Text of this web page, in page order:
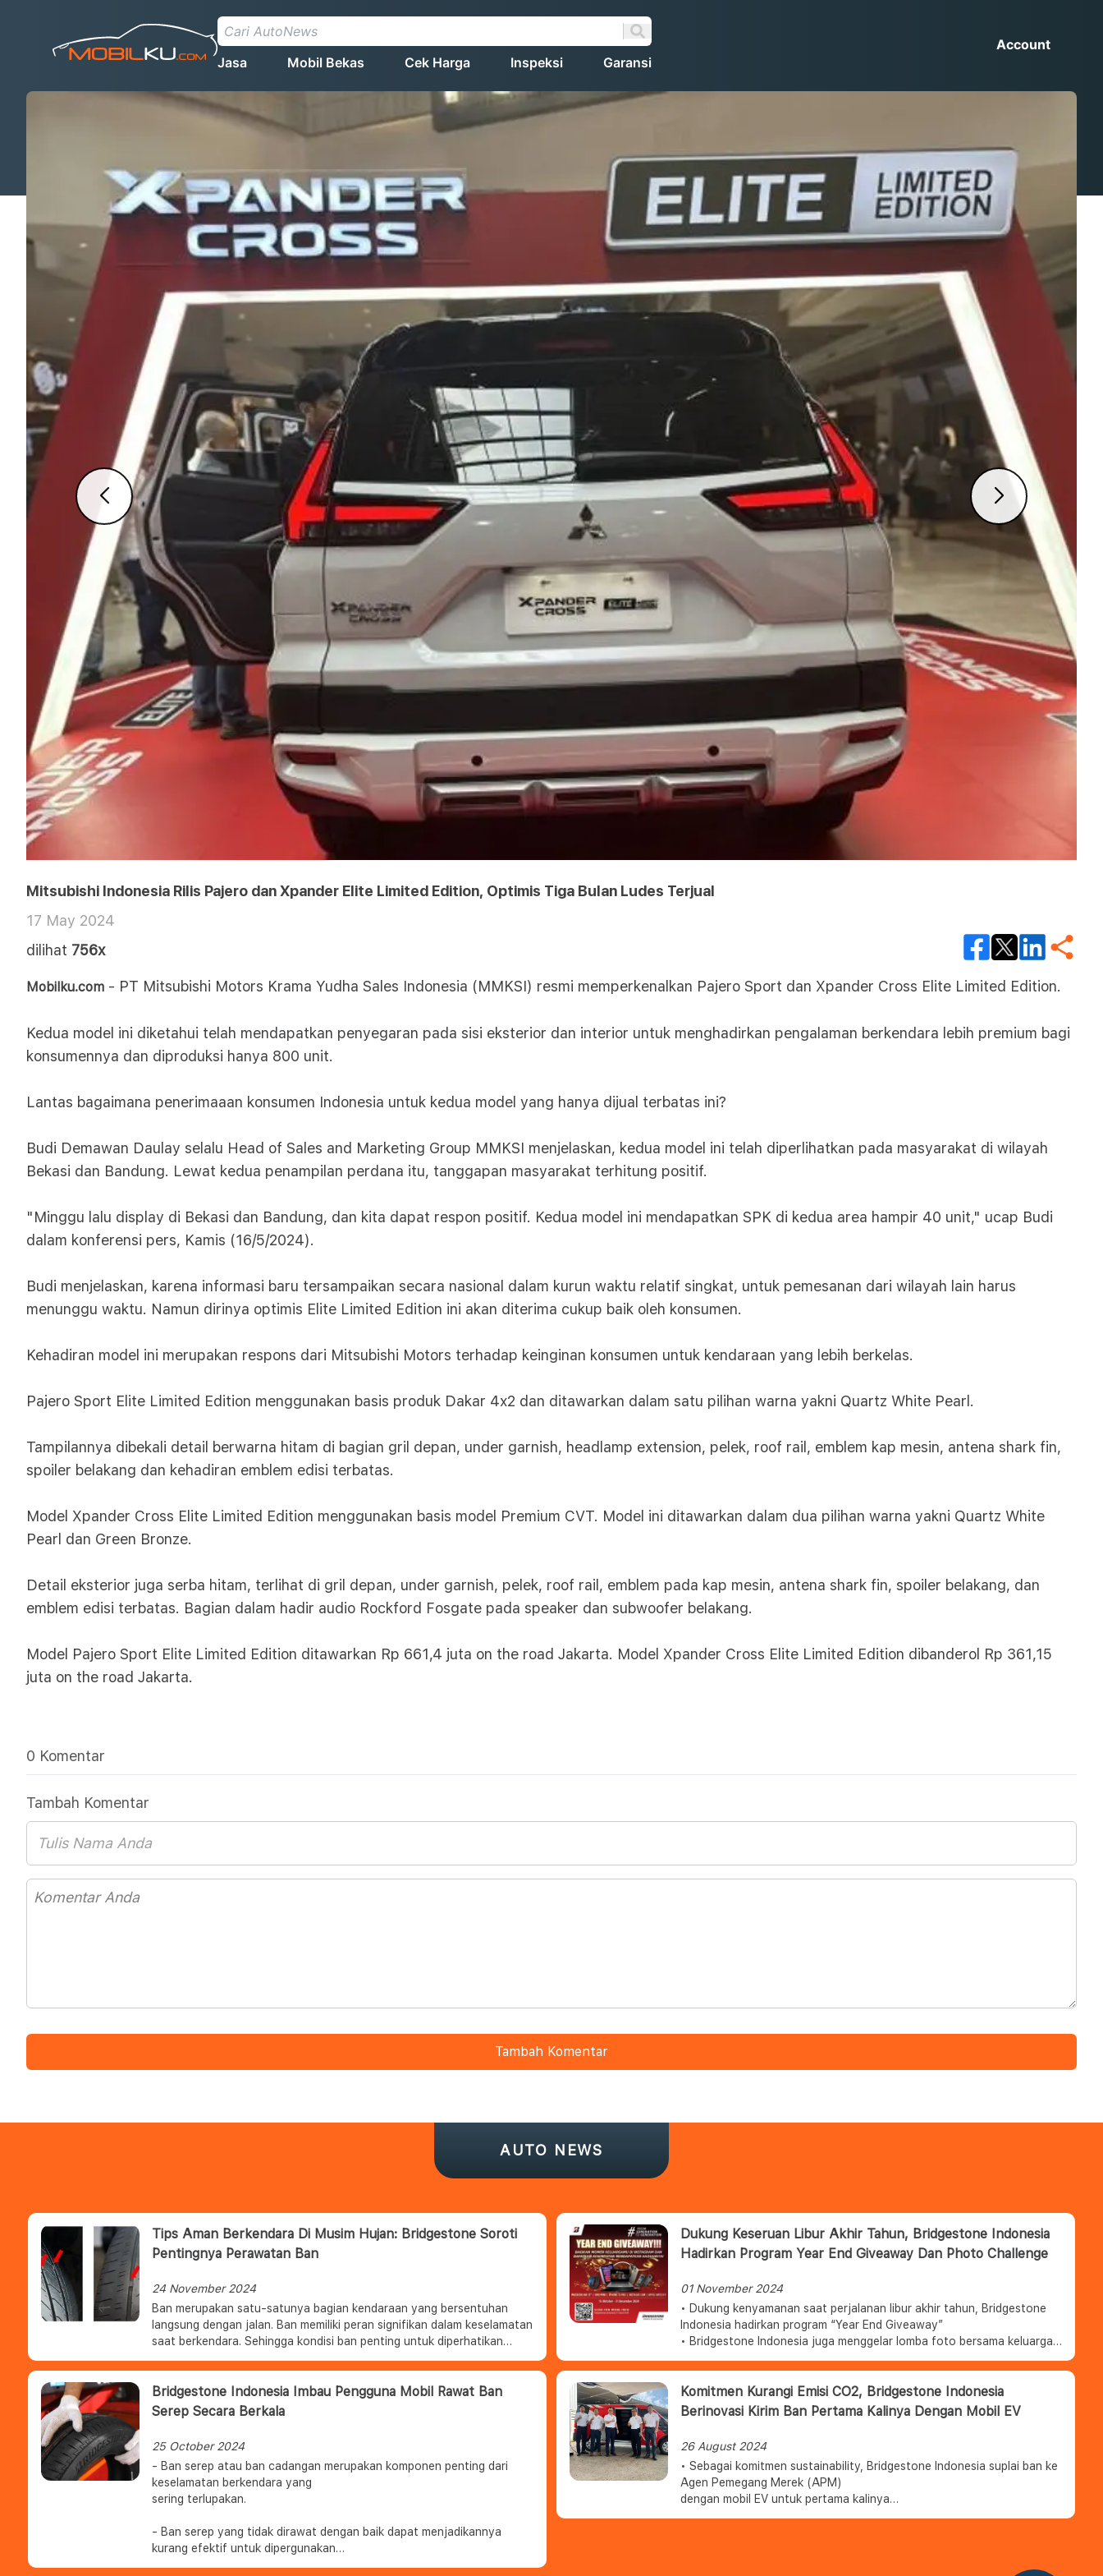
Jasa Mobil Bekas Cek Harga Inspeksi Garansi
Account
Mitsubishi Indonesia Rilis Pajero dan Xpander Elite Limited Edition, Optimis Tiga Bulan Ludes Terjual
17 May 2024
dilihat 756x
Mobilku.com - PT Mitsubishi Motors Krama Yudha Sales Indonesia (MMKSI) resmi memperkenalkan Pajero Sport dan Xpander Cross Elite Limited Edition.
Kedua model ini diketahui telah mendapatkan penyegaran pada sisi eksterior dan interior untuk menghadirkan pengalaman berkendara lebih premium bagi
konsumennya dan diproduksi hanya 800 unit.
Lantas bagaimana penerimaaan konsumen Indonesia untuk kedua model yang hanya dijual terbatas ini?
Budi Demawan Daulay selalu Head of Sales and Marketing Group MMKSI menjelaskan, kedua model ini telah diperlihatkan pada masyarakat di wilayah
Bekasi dan Bandung. Lewat kedua penampilan perdana itu, tanggapan masyarakat terhitung positif.
"Minggu lalu display di Bekasi dan Bandung, dan kita dapat respon positif. Kedua model ini mendapatkan SPK di kedua area hampir 40 unit," ucap Budi
dalam konferensi pers, Kamis (16/5/2024).
Budi menjelaskan, karena informasi baru tersampaikan secara nasional dalam kurun waktu relatif singkat, untuk pemesanan dari wilayah lain harus
menunggu waktu. Namun dirinya optimis Elite Limited Edition ini akan diterima cukup baik oleh konsumen.
Kehadiran model ini merupakan respons dari Mitsubishi Motors terhadap keinginan konsumen untuk kendaraan yang lebih berkelas.
Pajero Sport Elite Limited Edition menggunakan basis produk Dakar 4x2 dan ditawarkan dalam satu pilihan warna yakni Quartz White Pearl.
Tampilannya dibekali detail berwarna hitam di bagian gril depan, under garnish, headlamp extension, pelek, roof rail, emblem kap mesin, antena shark fin,
spoiler belakang dan kehadiran emblem edisi terbatas.
Model Xpander Cross Elite Limited Edition menggunakan basis model Premium CVT. Model ini ditawarkan dalam dua pilihan warna yakni Quartz White
Pearl dan Green Bronze.
Detail eksterior juga serba hitam, terlihat di gril depan, under garnish, pelek, roof rail, emblem pada kap mesin, antena shark fin, spoiler belakang, dan
emblem edisi terbatas. Bagian dalam hadir audio Rockford Fosgate pada speaker dan subwoofer belakang.
Model Pajero Sport Elite Limited Edition ditawarkan Rp 661,4 juta on the road Jakarta. Model Xpander Cross Elite Limited Edition dibanderol Rp 361,15
juta on the road Jakarta.
0 Komentar
Tambah Komentar
Tambah Komentar
AUTO NEWS
Tips Aman Berkendara Di Musim Hujan: Bridgestone Soroti
Pentingnya Perawatan Ban
24 November 2024
Ban merupakan satu-satunya bagian kendaraan yang bersentuhan
langsung dengan jalan. Ban memiliki peran signifikan dalam keselamatan
saat berkendara. Sehingga kondisi ban penting untuk diperhatikan
Dukung Keseruan Libur Akhir Tahun, Bridgestone Indonesia
Hadirkan Program Year End Giveaway Dan Photo Challenge
01 November 2024
• Dukung kenyamanan saat perjalanan libur akhir tahun, Bridgestone
Indonesia hadirkan program “Year End Giveaway”
• Bridgestone Indonesia juga menggelar lomba foto bersama keluarga
menghadirkan berbagai hadiah menarik
Bridgestone Indonesia Imbau Pengguna Mobil Rawat Ban
Serep Secara Berkala
25 October 2024
- Ban serep atau ban cadangan merupakan komponen penting dari
keselamatan berkendara yang
sering terlupakan.
- Ban serep yang tidak dirawat dengan baik dapat menjadikannya
kurang efektif untuk dipergunakan
Komitmen Kurangi Emisi CO2, Bridgestone Indonesia
Berinovasi Kirim Ban Pertama Kalinya Dengan Mobil EV
26 August 2024
• Sebagai komitmen sustainability, Bridgestone Indonesia suplai ban ke
Agen Pemegang Merek (APM)
dengan mobil EV untuk pertama kalinya